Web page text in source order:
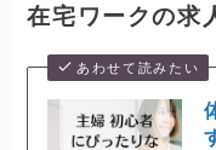
在宅ワークの求
あわせて読みたい